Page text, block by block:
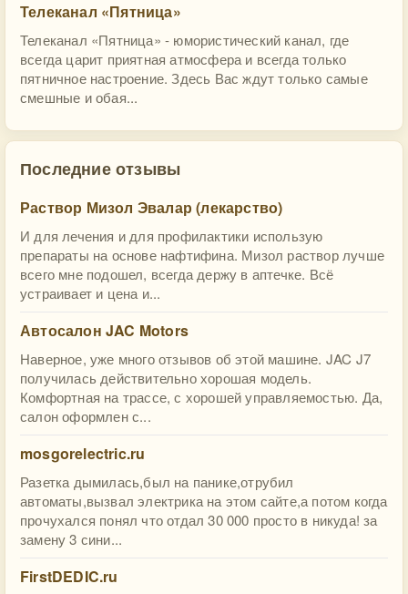
Телеканал «Пятница»
Телеканал «Пятница» - юмористический канал, где
всегда царит приятная атмосфера и всегда только
пятничное настроение. Здесь Вас ждут только самые
смешные и обая...
Последние отзывы
Раствор Мизол Эвалар (лекарство)
И для лечения и для профилактики использую
препараты на основе нафтифина. Мизол раствор лучше
всего мне подошел, всегда держу в аптечке. Всё
устраивает и цена и...
Автосалон JAC Motors
Наверное, уже много отзывов об этой машине. JAC J7
получилась действительно хорошая модель.
Комфортная на трассе, с хорошей управляемостью. Да,
салон оформлен с...
mosgorelectric.ru
Разетка дымилась,был на панике,отрубил
автоматы,вызвал электрика на этом сайте,а потом когда
прочухался понял что отдал 30 000 просто в никуда! за
замену 3 сини...
FirstDEDIC.ru